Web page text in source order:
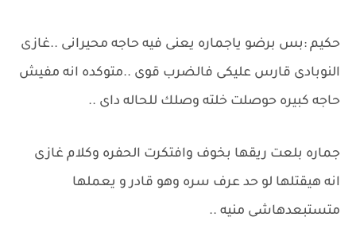
حكيم :بس برضو ياجماره يعنى فيه حاجه محيرانى ..غازى
النوبادى قارس عليكى فالضرب قوى ..متوكده انه مفيش
حاجه كبيره حوصلت خلته وصلك للحاله داى ..
جماره بلعت ريقها بخوف وافتكرت الحفره وكلام غازى
انه هيقتلها لو حد عرف سره وهو قادر و يعملها
متستبعدهاشى منيه ..